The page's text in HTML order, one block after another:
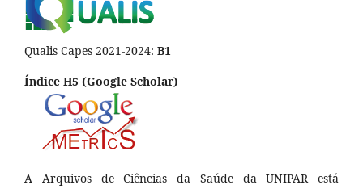
Qualis Capes 2021-2024: B1
Índice H5 (Google Scholar)
A Arquivos de Ciências da Saúde da UNIPAR está